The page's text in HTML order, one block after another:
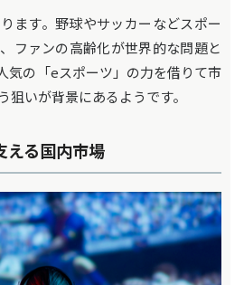
ます。野球やサッカーなどスポー
ファンの高齢化が世界的な問題と
気の「eスポーツ」の力を借りて市
狙いが背景にあるようです。
える国内市場